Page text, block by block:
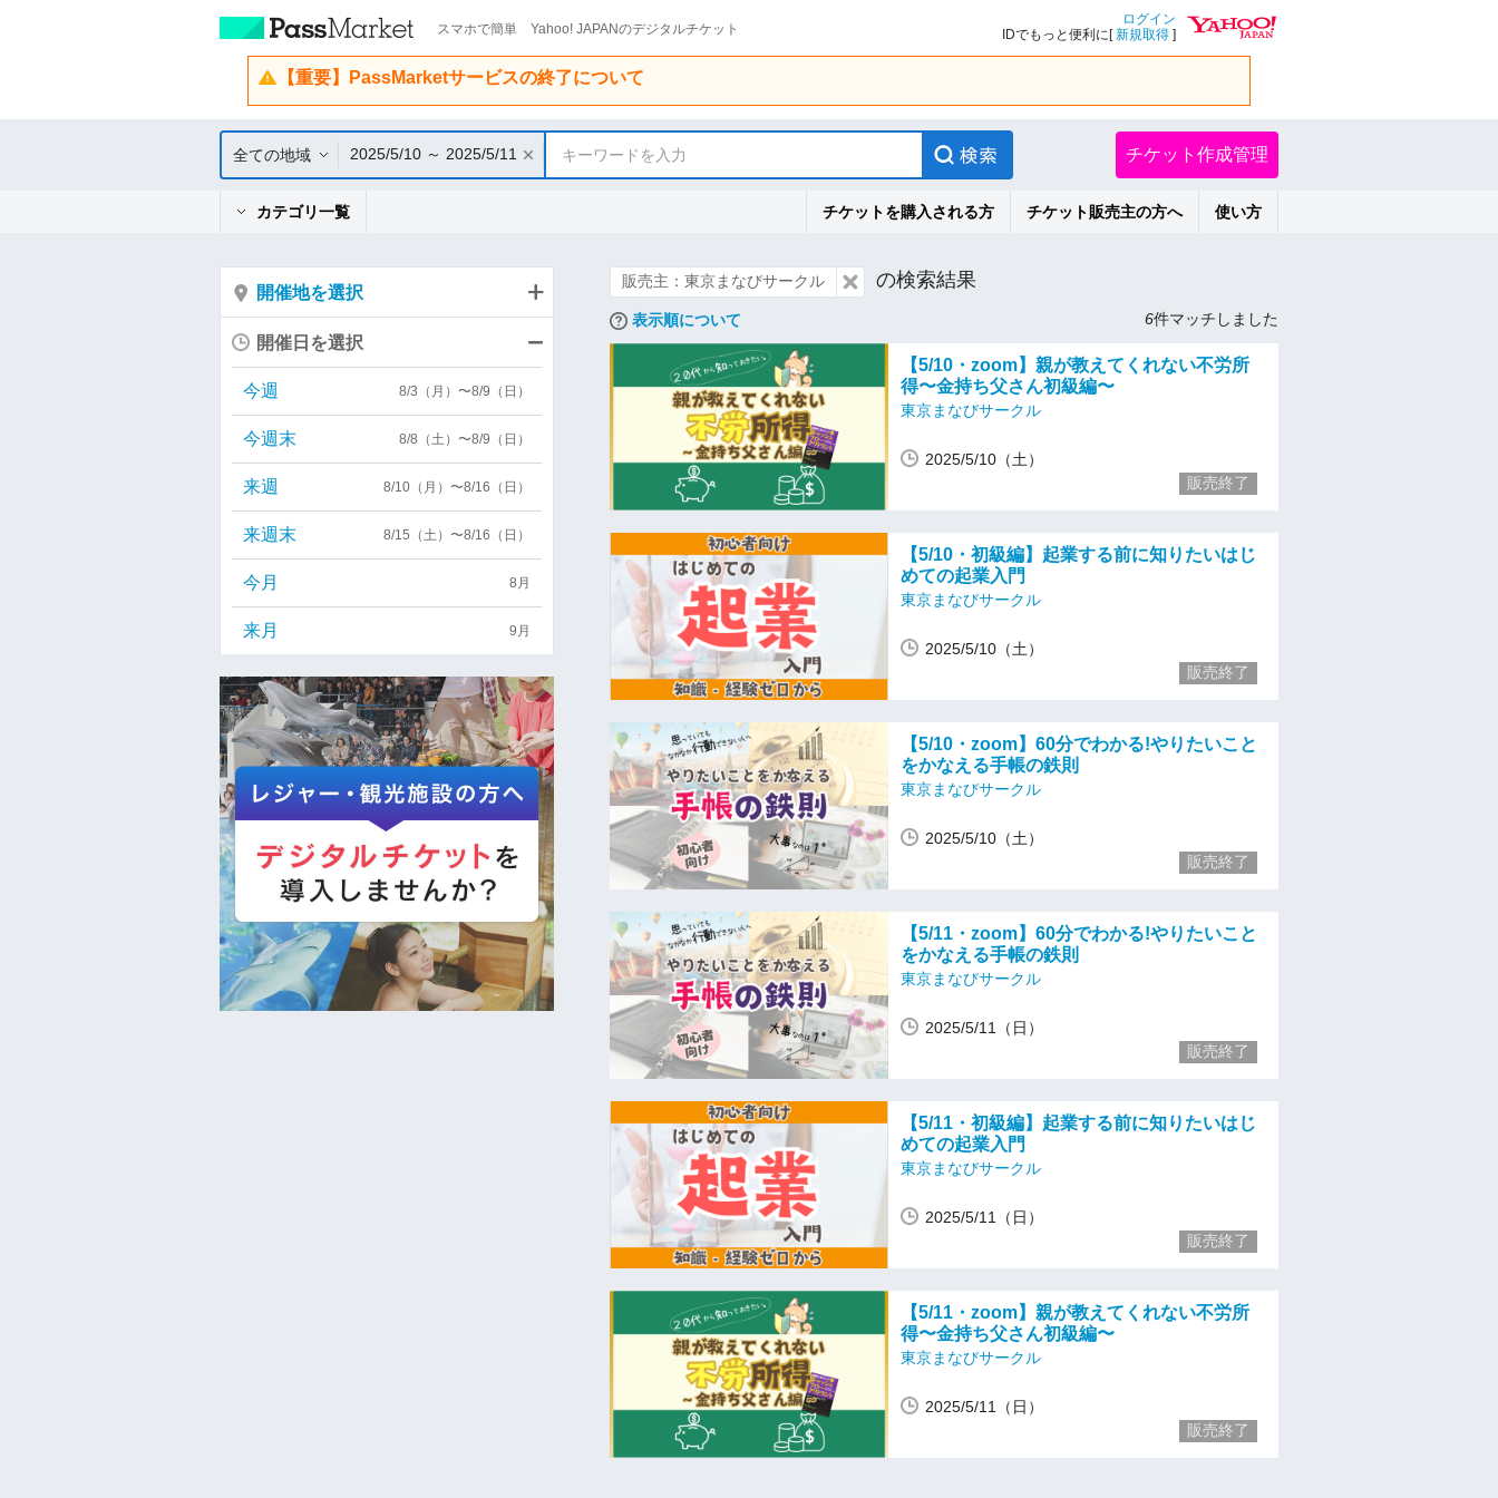
スマホで簡単 Yahoo! JAPANのデジタルチケット
ログイン
IDでもっと便利に[新規取得 ]
【重要】PassMarketサービスの終了について
全ての地域 2025/5/10 ～ 2025/5/11 キーワードを入力 チケット作成管理
カテゴリ一覧 チケットを購入される方 チケット販売主の方へ 使い方
販売主：東京まなびサークル の検索結果
表示順について 6件マッチしました
【5/10・zoom】親が教えてくれない不労所
得〜金持ち父さん初級編〜
東京まなびサークル
2025/5/10（土）
販売終了
【5/10・初級編】起業する前に知りたいはじ
めての起業入門
東京まなびサークル
2025/5/10（土）
販売終了
【5/10・zoom】60分でわかる!やりたいこと
をかなえる手帳の鉄則
東京まなびサークル
2025/5/10（土）
販売終了
【5/11・zoom】60分でわかる!やりたいこと
をかなえる手帳の鉄則
東京まなびサークル
2025/5/11（日）
販売終了
【5/11・初級編】起業する前に知りたいはじ
めての起業入門
東京まなびサークル
2025/5/11（日）
販売終了
【5/11・zoom】親が教えてくれない不労所
得〜金持ち父さん初級編〜
東京まなびサークル
2025/5/11（日）
販売終了
開催地を選択
開催日を選択
今週 8/3（月）〜8/9（日）
今週末 8/8（土）〜8/9（日）
来週 8/10（月）〜8/16（日）
来週末 8/15（土）〜8/16（日）
今月 8月
来月 9月